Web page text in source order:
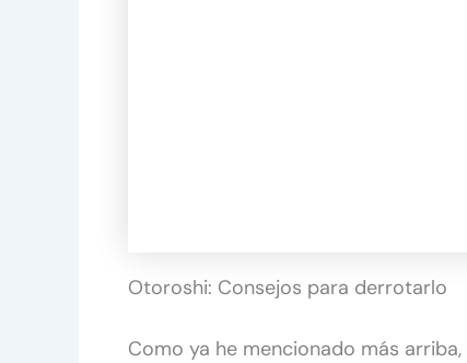
Otoroshi: Consejos para derrotarlo
Como ya he mencionado más arriba,